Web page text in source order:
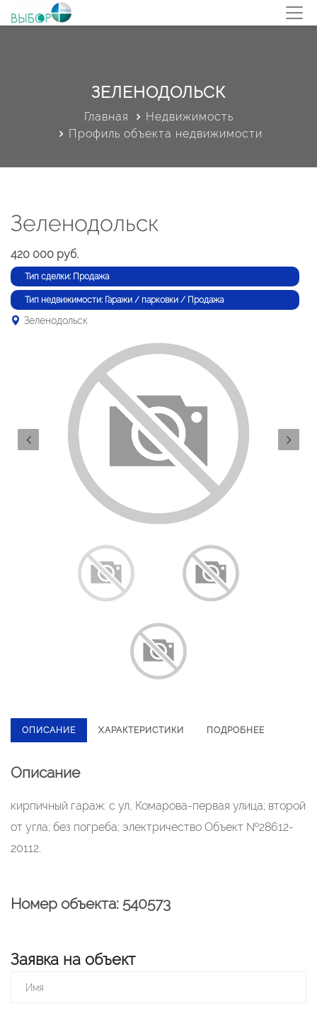
ЗЕЛЕНОДОЛЬСК
Главная
Недвижимость
Профиль объекта недвижимости
Зеленодольск
420 000 руб.
Тип сделки: Продажа
Тип недвижимости: Гаражи / парковки / Продажа
Зеленодольск
ОПИСАНИЕ ХАРАКТЕРИСТИКИ ПОДРОБНЕЕ
Описание
кирпичный гараж: с ул, Комарова-первая улица; второй
от угла; без погреба; электричество Объект №28612-
20112.
Номер объекта: 540573
Заявка на объект